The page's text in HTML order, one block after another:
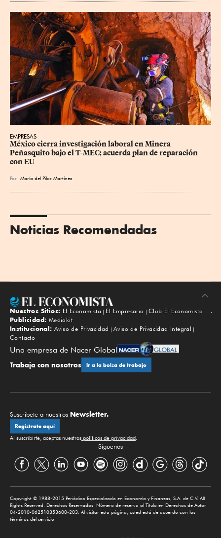
EMPRESAS
México cierra investigación laboral en Minera
Peñasquito bajo el T-MEC; acuerda plan de reparación
con EU
Por María del Pilar Martínez
Noticias Recomendadas
Subir
Nuestros Sitios: El Economista El Empresario
Club El Economista
Publicidad: Mediakit
Institucional: Aviso de Privacidad
Aviso de Privacidad Integral
Contacto
Una empresa de Nacer Global
Trabaja con nosotros Ir a la bolsa de trabajo
Suscríbete a nuestros Newsletter.
Regístrate aquí
Al suscribirte, aceptas nuestras políticas de privacidad.
Síguenos
Copyright © 1988-2015 Periódico Especializado en Economía y Finanzas, S.A. de C.V. All
Rights Reserved. Derechos Reservados. Número de reserva al Título en Derechos de Autor
04-2010-062510353600-203. Al visitar esta página, usted está de acuerdo con los
términos del servicio